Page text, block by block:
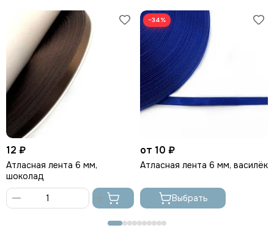
12 ₽
Атласная лента 6 мм,
шоколад
корзину
−34%
от 10 ₽
Атласная лента 6 мм, василёк
Выбрать